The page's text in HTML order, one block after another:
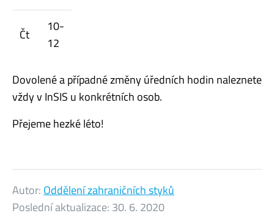
Čt
10-
12
Dovolené a případné změny úředních hodin naleznete
vždy v InSIS u konkrétních osob.
Přejeme hezké léto!
Autor: Oddělení zahraničních styků
Poslední aktualizace: 30. 6. 2020